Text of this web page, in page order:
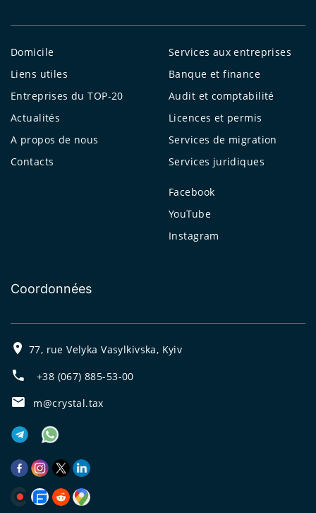
Domicile
Liens utiles
Entreprises du TOP-20
Actualités
A propos de nous
Contacts
Services aux entreprises
Banque et finance
Audit et comptabilité
Licences et permis
Services de migration
Services juridiques
Facebook
YouTube
Instagram
Coordonnées
77, rue Velyka Vasylkivska, Kyiv
+38 (067) 885-53-00
m@crystal.tax